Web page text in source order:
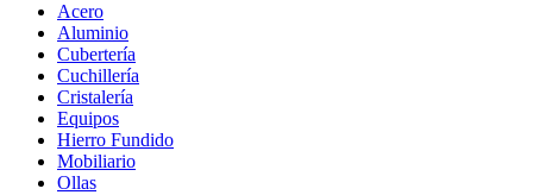
Acero
Aluminio
Cubertería
Cuchillería
Cristalería
Equipos
Hierro Fundido
Mobiliario
Ollas